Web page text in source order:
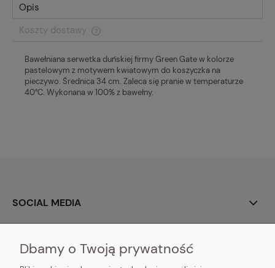
Opis
Koszty dostawy
Cena nie zawiera ewentualnych kosztów płatności
Bawełniana serwetka duńskiej firmy Green Gate w kolorze
pastelowym z motywem kwiatowym do koszyczka na
pieczywo. Średnica 34 cm. Zaleca się pranie w temperaturze
40°C. Wykonana w 100% z bawełny.
SOCIAL MEDIA
MOJE KONTO
Dbamy o Twoją prywatność